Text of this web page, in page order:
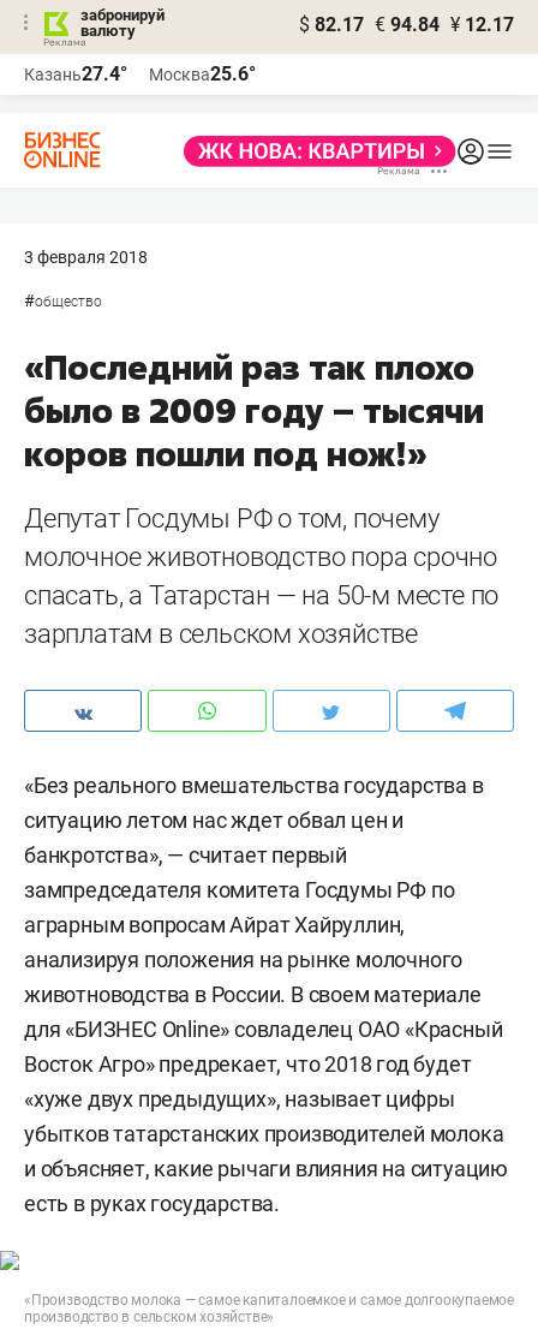
забронируй
валюту
$ 82.17 € 94.84 ¥ 12.17
Казань27.4° Москва25.6°
3 февраля 2018
#общество
«Последний раз так плохо
было в 2009 году – тысячи
коров пошли под нож!»
Депутат Госдумы РФ о том, почему
молочное животноводство пора срочно
спасать, а Татарстан — на 50-м месте по
зарплатам в сельском хозяйстве
«Без реального вмешательства государства в
ситуацию летом нас ждет обвал цен и
банкротства», — считает первый
зампредседателя комитета Госдумы РФ по
аграрным вопросам Айрат Хайруллин,
анализируя положения на рынке молочного
животноводства в России. В своем материале
для «БИЗНЕС Online» совладелец ОАО «Красный
Восток Агро» предрекает, что 2018 год будет
«хуже двух предыдущих», называет цифры
убытков татарстанских производителей молока
и объясняет, какие рычаги влияния на ситуацию
есть в руках государства.
«Производство молока — самое капиталоемкое и самое долгоокупаемое
производство в сельском хозяйстве»